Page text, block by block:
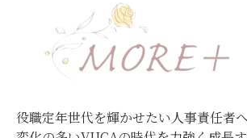
役職定年世代を輝かせたい人事責任者へ